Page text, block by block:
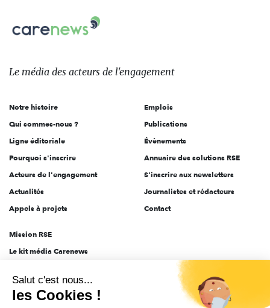
sur:
Carenews,
Le
des
l'engagement
Le média des acteurs de l'engagement
Notre histoire
Qui sommes-nous ?
Ligne éditoriale
Pourquoi s'inscrire
Acteurs de l'engagement
Actualités
Appels à projets
Emplois
Publications
Évènements
Annuaire des solutions RSE
S'inscrire aux newsletters
Journalistes et rédacteurs
Contact
Mission RSE
Le kit média Carenews
AEF info
Novethic
Salut c'est nous...
les Cookies !